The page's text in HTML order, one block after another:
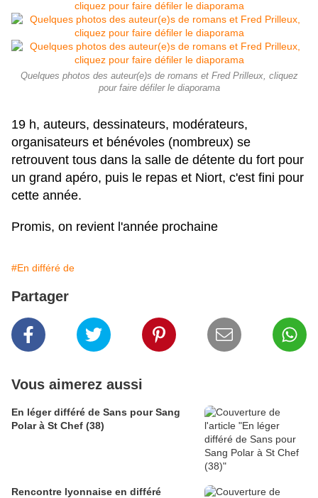
Quelques photos des auteur(e)s de romans et Fred Prilleux, cliquez
pour faire défiler le diaporama
19 h, auteurs, dessinateurs, modérateurs,
organisateurs et bénévoles (nombreux) se
retrouvent tous dans la salle de détente du fort pour
un grand apéro, puis le repas et Niort, c'est fini pour
cette année.
Promis, on revient l'année prochaine
#En différé de
Partager
Vous aimerez aussi
En léger différé de Sans pour Sang
Polar à St Chef (38)
Rencontre lyonnaise en différé